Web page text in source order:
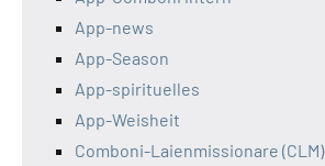
App-news
App-Season
App-spirituelles
App-Weisheit
Comboni-Laienmissionare (CLM)